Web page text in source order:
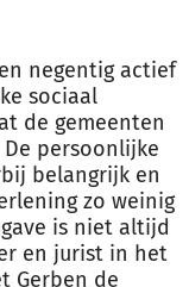
negentig actief
sociaal
de gemeenten
persoonlijke
belangrijk en
zo weinig
is niet altijd
en jurist in het
Gerben de